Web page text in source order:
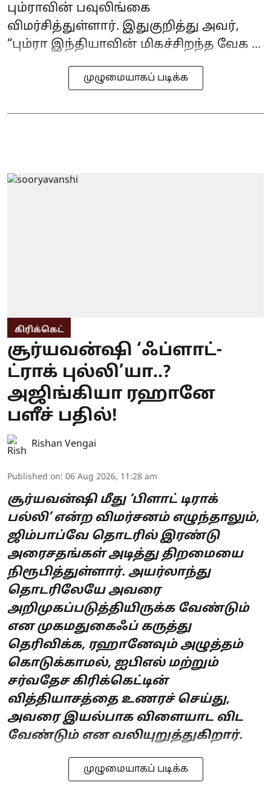
பும்ராவின் பவுலிங்கை
விமர்சித்துள்ளார். இதுகுறித்து அவர்,
“பும்ரா இந்தியாவின் மிகச்சிறந்த வேக ...
முழுமையாகப் படிக்க
கிரிக்கெட்
சூர்யவன்ஷி ‘ஃப்ளாட்-
ட்ராக் புல்லி’யா..?
அஜிங்கியா ரஹானே
பளீச் பதில்!
Rishan Vengai
Published on: 06 Aug 2026, 11:28 am
சூர்யவன்ஷி மீது ‘பிளாட் டிராக்
பல்லி’ என்ற விமர்சனம் எழுந்தாலும்,
ஜிம்பாப்வே தொடரில் இரண்டு
அரைசதங்கள் அடித்து திறமையை
நிரூபித்துள்ளார். அயர்லாந்து
தொடரிலேயே அவரை
அறிமுகப்படுத்தியிருக்க வேண்டும்
என முகமதுகைஃப் கருத்து
தெரிவிக்க, ரஹானேவும் அழுத்தம்
கொடுக்காமல், ஐபிஎல் மற்றும்
சர்வதேச கிரிக்கெட்டின்
வித்தியாசத்தை உணரச் செய்து,
அவரை இயல்பாக விளையாட விட
வேண்டும் என வலியுறுத்துகிறார்.
முழுமையாகப் படிக்க